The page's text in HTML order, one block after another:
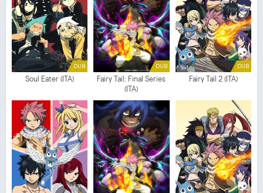
DUB
Soul Eater (ITA)
DUB
Fairy Tail: Final Series
(ITA)
DUB
Fairy Tail 2 (ITA)